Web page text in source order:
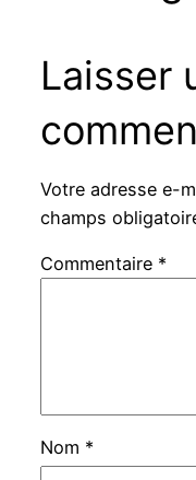
Laisser
Votre adresse e-
champs
Commentaire *
Nom *